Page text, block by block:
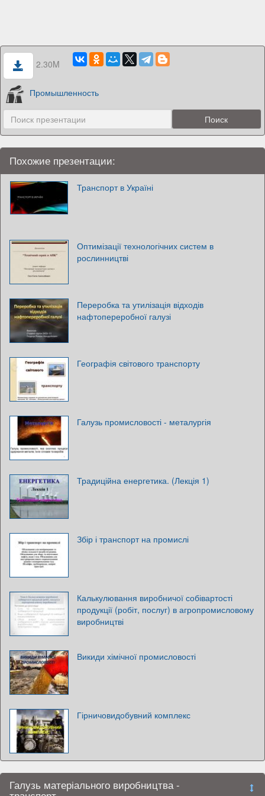
2.30M
Промышленность
Похожие презентации:
Транспорт в Україні
Оптимізації технологічних систем в
рослинництві
Переробка та утилізація відходів
нафтопереробної галузі
Географія світового транспорту
Галузь промисловості - металургія
Традиційна енергетика. (Лекція 1)
Збір і транспорт на промислі
Калькулювання виробничої собівартості
продукції (робіт, послуг) в агропромисловому
виробництві
Викиди хімічної промисловості
Гірничовидобувний комплекс
Галузь матеріального виробництва -